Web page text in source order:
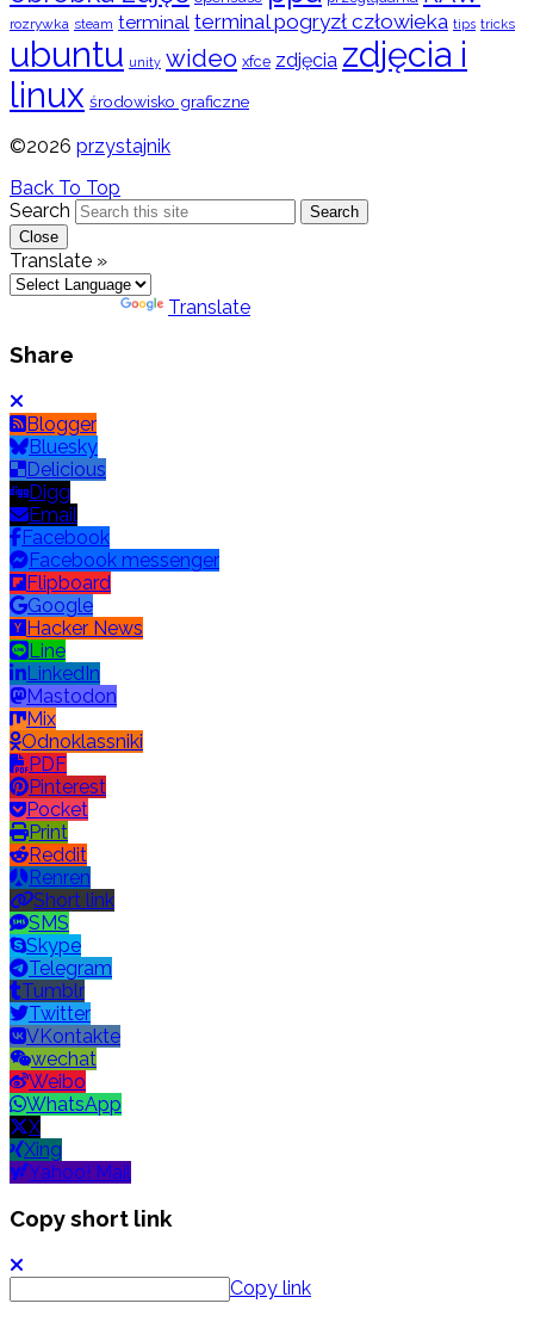
rozrywka steam terminal terminal pogryzł człowieka tips tricks
ubuntu unity wideo xfce zdjęcia zdjęcia i
linux środowisko graficzne
©2026 przystajnik
Back To Top
Search
Search
Close
Translate »
Translate
Share
Blogger
Bluesky
Delicious
Digg
Email
Facebook
Facebook messenger
Flipboard
Google
Hacker News
Line
LinkedIn
Mastodon
Mix
Odnoklassniki
PDF
Pinterest
Pocket
Print
Reddit
Renren
Short link
SMS
Skype
Telegram
Tumblr
Twitter
VKontakte
wechat
Weibo
WhatsApp
X
Xing
Yahoo! Mail
Copy short link
Copy link